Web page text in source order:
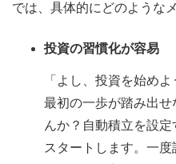
では、具体的にどのような
投資の習慣化が容易
「よし、投資を始め
最初の一歩が踏み出
んか？自動積立を設
スタートします。一